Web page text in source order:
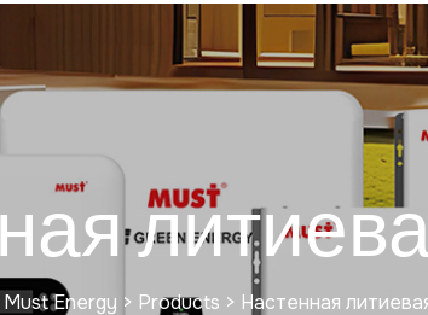
Must Energy > Products > Настенная